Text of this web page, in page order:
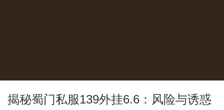
揭秘蜀门私服139外挂6.6：风险与诱惑